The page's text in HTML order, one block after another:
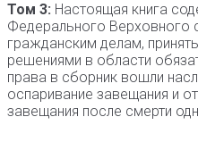
Том 3: Настоящая книга
Федерального Верховного
гражданским делам,
решениями в области
права в сборник вошли
оспаривание завещания и
завещания после смерти